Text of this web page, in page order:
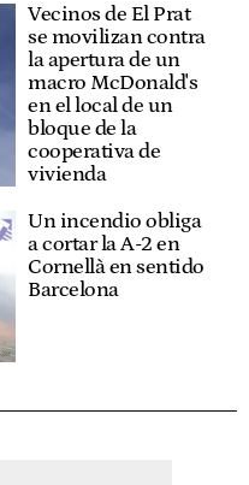
Vecinos de El Prat
se movilizan contra
la apertura de un
macro McDonald's
en el local de un
bloque de la
cooperativa de
vivienda
Un incendio obliga
a cortar la A-2 en
Cornellà en sentido
Barcelona